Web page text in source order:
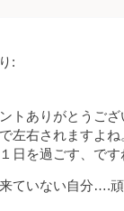
:
トありがとうござ
左右されますよね
日を過ごす、です
ていない自分….